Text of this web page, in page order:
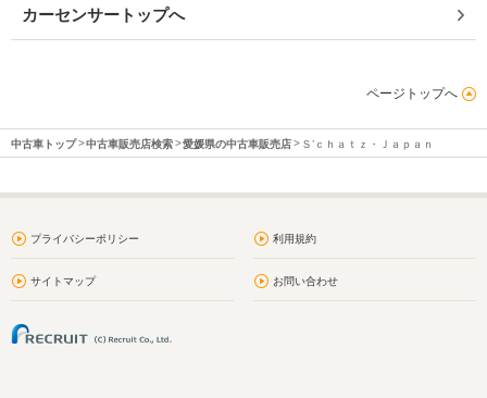
カーセンサートップへ
ページトップへ
中古車トップ 中古車販売店検索 愛媛県の中古車販売店 Ｓ’ｃｈａｔｚ・Ｊａｐａｎ
プライバシーポリシー 利用規約
サイトマップ お問い合わせ